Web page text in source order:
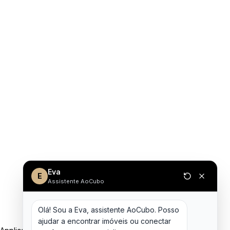
E Eva
Assistente AoCubo
Olá! Sou a Eva, assistente AoCubo. Posso
ajudar a encontrar imóveis ou conectar